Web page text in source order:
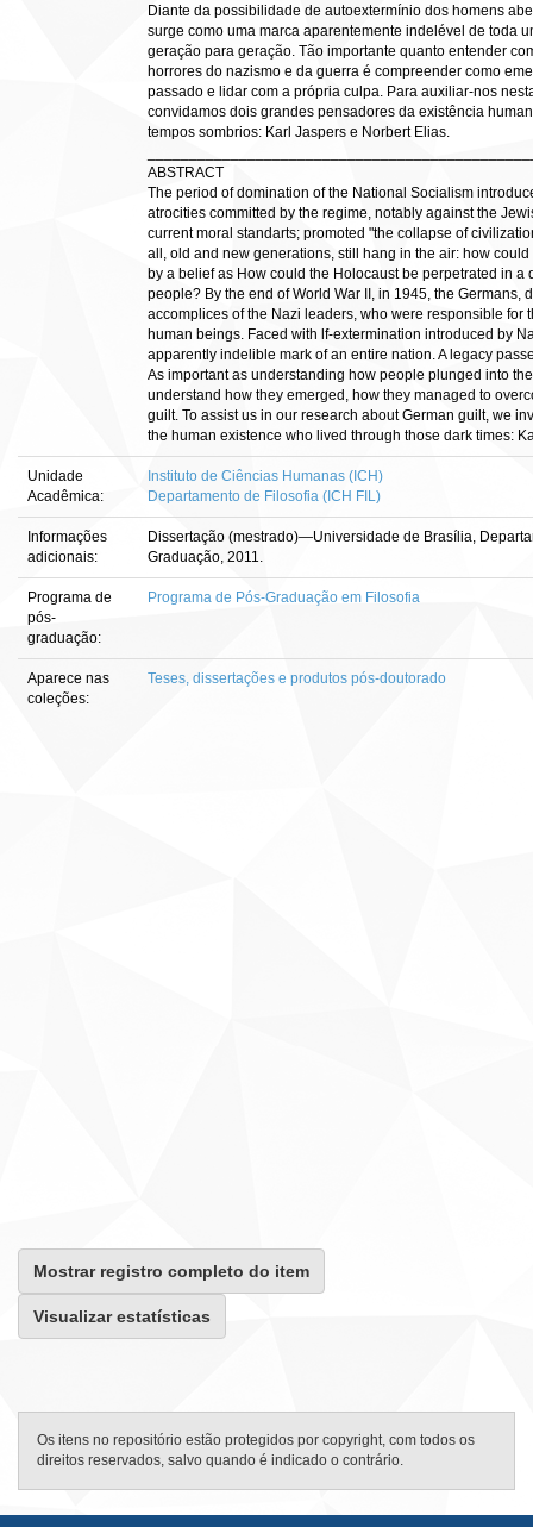
Diante da possibilidade de autoextermínio dos homens
surge como uma marca aparentemente indelével de toda
geração para geração. Tão importante quanto entender
horrores do nazismo e da guerra é compreender como
passado e lidar com a própria culpa. Para auxiliar-nos
convidamos dois grandes pensadores da existência
tempos sombrios: Karl Jaspers e Norbert Elias.
ABSTRACT
The period of domination of the National Socialism
atrocities committed by the regime, notably against the
current moral standarts; promoted "the collapse of
all, old and new generations, still hang in the air: how
by a belief as How could the Holocaust be perpetrated in
people? By the end of World War II, in 1945, the Germans,
accomplices of the Nazi leaders, who were responsible for
human beings. Faced with lf-extermination introduced by
apparently indelible mark of an entire nation. A legacy
As important as understanding how people plunged into
understand how they emerged, how they managed to
guilt. To assist us in our research about German guilt, we
the human existence who lived through those dark times:
Unidade
Acadêmica:
Instituto de Ciências Humanas (ICH)
Departamento de Filosofia (ICH FIL)
Informações
adicionais:
Dissertação (mestrado)—Universidade de Brasília,
Graduação, 2011.
Programa de
pós-
graduação:
Programa de Pós-Graduação em Filosofia
Aparece nas
coleções:
Teses, dissertações e produtos pós-doutorado
Mostrar registro completo do item
Visualizar estatísticas
Os itens no repositório estão protegidos por copyright, com todos os
direitos reservados, salvo quando é indicado o contrário.